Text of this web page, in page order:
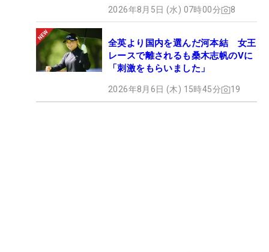
2026年8月5日 (水) 07時00分 8
全英より国内を選んだ河本結 女王
レースで離されるも桑木志帆のVに
「刺激をもらいました」
2026年8月6日 (木) 15時45分 19